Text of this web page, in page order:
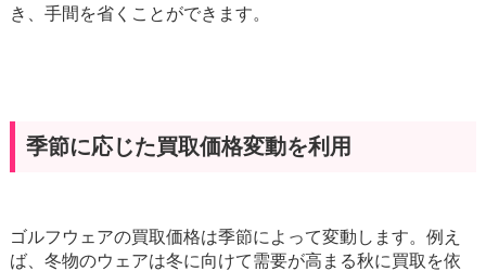
き、手間を省くことができます。
季節に応じた買取価格変動を利用
ゴルフウェアの買取価格は季節によって変動します。例え
ば、冬物のウェアは冬に向けて需要が高まる秋に買取を依